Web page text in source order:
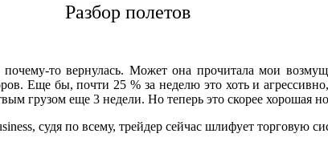
Разбор полетов
то вернулась. Может она прочитала мои
Еще бы, почти 25 % за неделю это хоть и
грузом еще 3 недели. Но теперь это скорее хорошая
судя по всему, трейдер сейчас шлифует торговую